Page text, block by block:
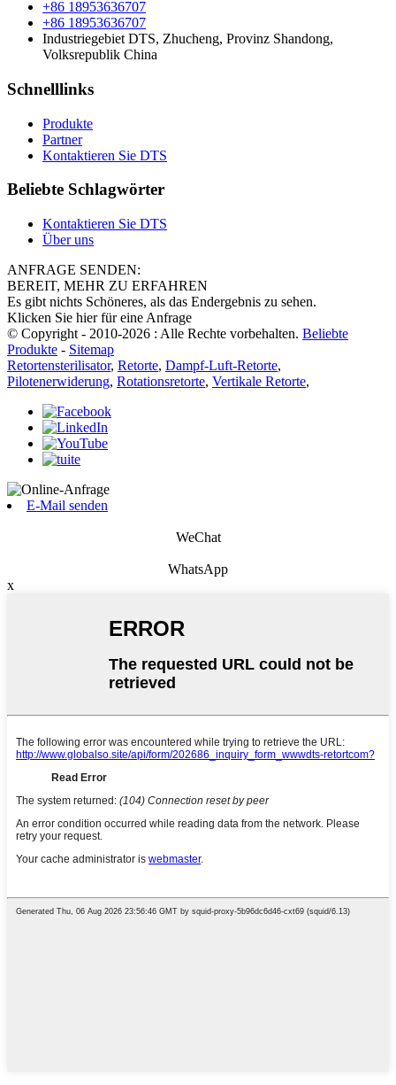
+86 18953636707
+86 18953636707
Industriegebiet DTS, Zhucheng, Provinz Shandong,
Volksrepublik China
Schnelllinks
Produkte
Partner
Kontaktieren Sie DTS
Beliebte Schlagwörter
Kontaktieren Sie DTS
Über uns
ANFRAGE SENDEN:
BEREIT, MEHR ZU ERFAHREN
Es gibt nichts Schöneres, als das Endergebnis zu sehen.
Klicken Sie hier für eine Anfrage
© Copyright - 2010-2026 : Alle Rechte vorbehalten. Beliebte
Produkte - Sitemap
Retortensterilisator, Retorte, Dampf-Luft-Retorte,
Pilotenerwiderung, Rotationsretorte, Vertikale Retorte,
E-Mail senden
WeChat
WhatsApp
x